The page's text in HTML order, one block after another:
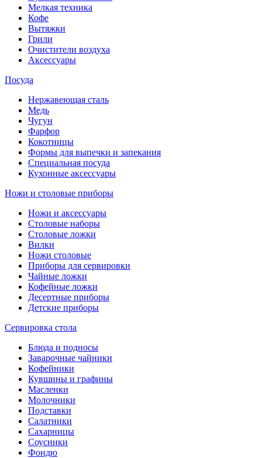
Мелкая техника
Кофе
Вытяжки
Грили
Очистители воздуха
Аксессуары
Посуда
Нержавеющая сталь
Медь
Чугун
Фарфор
Кокотницы
Формы для выпечки и запекания
Специальная посуда
Кухонные аксессуары
Ножи и столовые приборы
Ножи и аксессуары
Столовые наборы
Столовые ложки
Вилки
Ножи столовые
Приборы для сервировки
Чайные ложки
Кофейные ложки
Десертные приборы
Детские приборы
Сервировка стола
Блюда и подносы
Заварочные чайники
Кофейники
Кувшины и графины
Масленки
Молочники
Подставки
Салатники
Сахарницы
Соусники
Фондю